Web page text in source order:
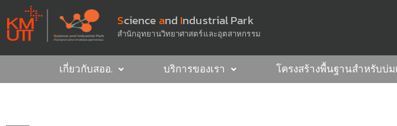
Scienceand Industrial Park
สำนักอุทยานวิทยาศาสตร์และอุตสาหกรรม
เกี่ยวกับสออ. บริการของเรา โครงสร้างพื้นฐานสำหรับบ่ม